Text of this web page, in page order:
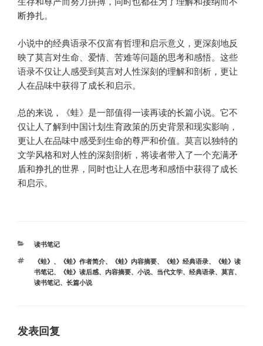
断挣扎。
小说中的经典语录不仅富有哲理和启示意义，更深刻地反
映了莫言对生命、爱情、苦难等问题的思考和感悟。这些
语录不仅让人感受到莫言对人性深刻的理解和剖析，更让
人在品味中获得了成长和启示。
总的来说，《蛙》是一部值得一读再读的长篇小说。它不
仅让人了解到中国计划生育政策的历史背景和现实影响，
更让人在品味中感受到生命的尊严和价值。莫言以独特的
文学风格和对人性的深刻剖析，将读者带入了一个充满矛
盾和挣扎的世界，同时也让人在思考和感悟中获得了成长
和启示。
分
读书笔记
标
签
《蛙》 、 《蛙》作者简介、 《蛙》内容摘要、 《蛙》经典语录、
《蛙》读
书笔记、 《蛙》读后感、 内容摘要、 小说、 当代文学、 经典语录、 莫言、
读书笔记、 长篇小说
发表回复